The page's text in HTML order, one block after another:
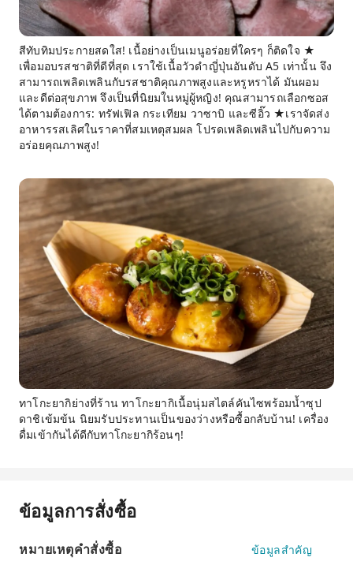
สีทับทิมประกายสดใส! เนื้อย่างเป็นเมนูอร่อยที่ใครๆ ก็ติดใจ ★
เพื่อมอบรสชาติที่ดีที่สุด เราใช้เนื้อวัวดำญี่ปุ่นอันดับ A5 เท่านั้น จึง
สามารถเพลิดเพลินกับรสชาติคุณภาพสูงและหรูหราได้ มันผอม
และดีต่อสุขภาพ จึงเป็นที่นิยมในหมู่ผู้หญิง! คุณสามารถเลือกซอส
ได้ตามต้องการ: ทรัฟเฟิล กระเทียม วาซาบิ และซีอิ๊ว ★เราจัดส่ง
อาหารรสเลิศในราคาที่สมเหตุสมผล โปรดเพลิดเพลินไปกับความ
อร่อยคุณภาพสูง!
ทาโกะยากิย่างที่ร้าน ทาโกะยากิเนื้อนุ่มสไตล์คันไซพร้อมน้ำซุป
ดาชิเข้มข้น นิยมรับประทานเป็นของว่างหรือซื้อกลับบ้าน! เครื่อง
ดื่มเข้ากันได้ดีกับทาโกะยากิร้อนๆ!
ข้อมูลการสั่งซื้อ
หมายเหตุคำสั่งซื้อ ข้อมูลสำคัญ